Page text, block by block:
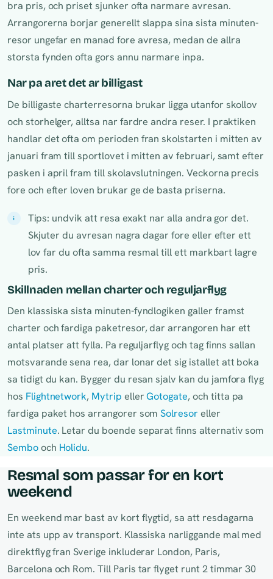
bra pris, och priset sjunker ofta narmare avresan.
Arrangorerna borjar generellt slappa sina sista minuten-
resor ungefar en manad fore avresa, medan de allra
storsta fynden ofta gors annu narmare inpa.
Nar pa aret det ar billigast
De billigaste charterresorna brukar ligga utanfor skollov
och storhelger, alltsa nar fardre andra reser. I praktiken
handlar det ofta om perioden fran skolstarten i mitten av
januari fram till sportlovet i mitten av februari, samt efter
pasken i april fram till skolavslutningen. Veckorna precis
fore och efter loven brukar ge de basta priserna.
Tips: undvik att resa exakt nar alla andra gor det.
Skjuter du avresan nagra dagar fore eller efter ett
lov far du ofta samma resmal till ett markbart lagre
pris.
Skillnaden mellan charter och reguljarflyg
Den klassiska sista minuten-fyndlogiken galler framst
charter och fardiga paketresor, dar arrangoren har ett
antal platser att fylla. Pa reguljarflyg och tag finns sallan
motsvarande sena rea, dar lonar det sig istallet att boka
sa tidigt du kan. Bygger du resan sjalv kan du jamfora flyg
hos Flightnetwork, Mytrip ellerGotogate, och titta pa
fardiga paket hos arrangorer somSolresoreller
Lastminute. Letar du boende separat finns alternativ som
Sembooch Holidu.
Resmal som passar for en kort
weekend
En weekend mar bast av kort flygtid, sa att resdagarna
inte ats upp av transport. Klassiska narliggande mal med
direktflyg fran Sverige inkluderar London, Paris,
Barcelona och Rom. Till Paris tar flyget runt 2 timmar 30